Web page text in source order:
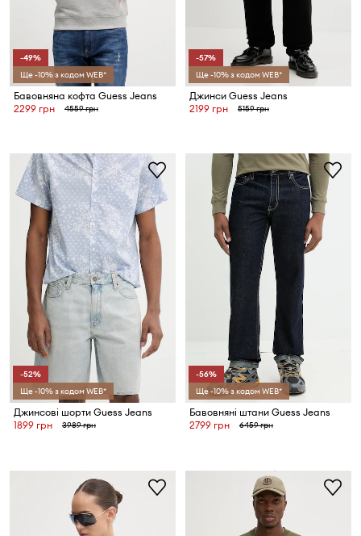
-49%
Ще -10% з кодом WEB*
Бавовняна кофта Guess Jeans
2299 грн
4559 грн
-57%
Ще -10% з кодом WEB*
Джинси Guess Jeans
2199 грн
5159 грн
-52%
Ще -10% з кодом WEB*
Джинсові шорти Guess Jeans
1899 грн
3989 грн
-56%
Ще -10% з кодом WEB*
Бавовняні штани Guess Jeans
2799 грн
6459 грн